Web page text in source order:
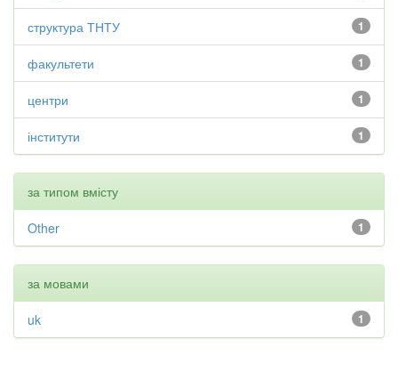
1
структура ТНТУ
1
факультети
1
центри
1
інститути
за типом вмісту
1
Other
за мовами
1
uk